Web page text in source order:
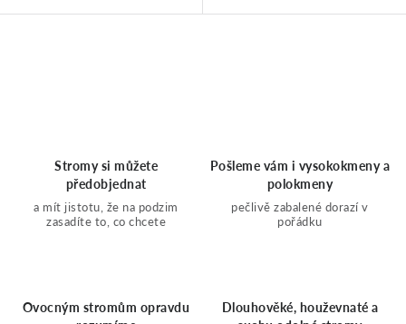
Stromy si můžete
předobjednat
a mít jistotu, že na podzim
zasadíte to, co chcete
Pošleme vám i vysokokmeny a
polokmeny
pečlivě zabalené dorazí v
pořádku
Ovocným stromům opravdu
Dlouhověké, houževnaté a